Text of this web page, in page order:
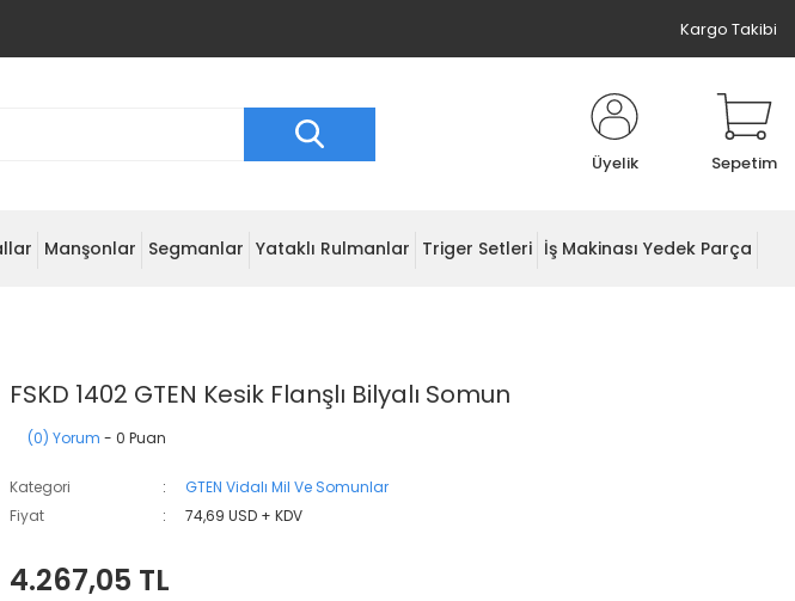
Kargo Takibi
Üyelik Sepetim
Manşonlar Segmanlar Yataklı Rulmanlar Triger Setleri İş Makinası Yedek Parça
FSKD 1402 GTEN Kesik Flanşlı Bilyalı Somun
(0) Yorum - 0 Puan
Kategori
GTEN Vidalı Mil Ve Somunlar
Fiyat
74,69 USD + KDV
4.267,05 TL